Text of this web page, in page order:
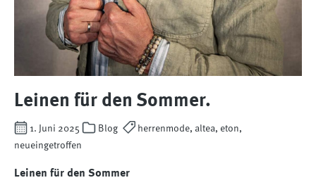
Leinen für den Sommer.
1. Juni 2025 Blog
herrenmode, altea, eton,
neueingetroffen
Leinen für den Sommer